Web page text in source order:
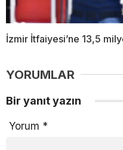
İzmir İtfaiyesi’ne 13,5
YORUMLAR
Bir yanıt yazın
Yorum *